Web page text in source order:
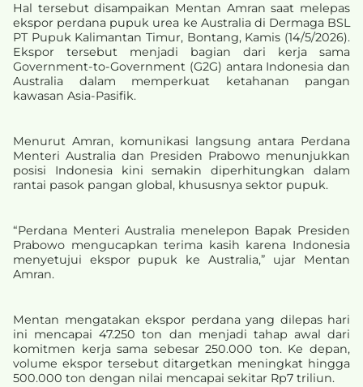
Hal tersebut disampaikan Mentan Amran saat melepas
ekspor perdana pupuk urea ke Australia di Dermaga BSL
PT Pupuk Kalimantan Timur, Bontang, Kamis (14/5/2026).
Ekspor tersebut menjadi bagian dari kerja sama
Government-to-Government (G2G) antara Indonesia dan
Australia dalam memperkuat ketahanan pangan
kawasan Asia-Pasifik.
Menurut Amran, komunikasi langsung antara Perdana
Menteri Australia dan Presiden Prabowo menunjukkan
posisi Indonesia kini semakin diperhitungkan dalam
rantai pasok pangan global, khususnya sektor pupuk.
“Perdana Menteri Australia menelepon Bapak Presiden
Prabowo mengucapkan terima kasih karena Indonesia
menyetujui ekspor pupuk ke Australia,” ujar Mentan
Amran.
Mentan mengatakan ekspor perdana yang dilepas hari
ini mencapai 47.250 ton dan menjadi tahap awal dari
komitmen kerja sama sebesar 250.000 ton. Ke depan,
volume ekspor tersebut ditargetkan meningkat hingga
500.000 ton dengan nilai mencapai sekitar Rp7 triliun.